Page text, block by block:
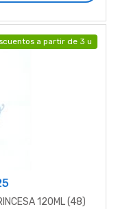
a partir de 3 u
120ML (48)